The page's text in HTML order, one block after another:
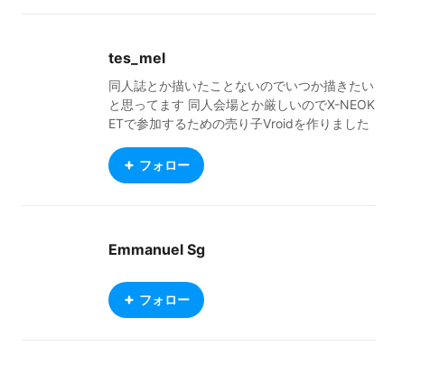
tes_mel
同人誌とか描いたことないのでいつか描きたい
と思ってます 同人会場とか厳しいのでX-NEOK
ETで参加するための売り子Vroidを作りました
時VUさせてます この運用の仕方だとキャラ増
やせないじゃん・・・・ pixiv https://www.pi
banK booth https://tes-mel.booth.pm/
フォロー
Emmanuel Sg
フォロー